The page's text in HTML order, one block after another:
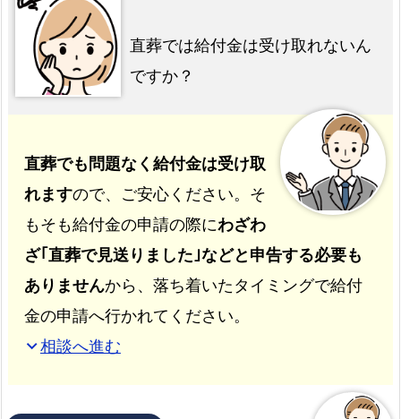
直葬では給付金は受け取れないん
ですか？
直葬でも問題なく給付金は受け取
れますので、ご安心ください。そ
もそも給付金の申請の際にわざわ
ざ｢直葬で見送りました｣などと申告する必要も
ありませんから、落ち着いたタイミングで給付
金の申請へ行かれてください。
expand_more相談へ進む